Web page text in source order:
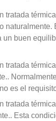
tratada
naturalmente.
un buen
tratada
es el
tratada
Esta